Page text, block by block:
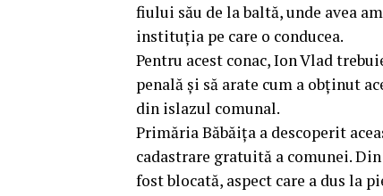
fiului său de la baltă, unde avea
instituția pe care o conducea.
Pentru acest conac, Ion Vlad
penală și să arate cum a obținut
din islazul comunal.
Primăria Băbăița a descoperit
cadastrare gratuită a comunei.
fost blocată, aspect care a dus la